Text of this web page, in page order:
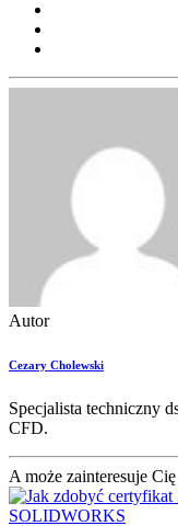
Autor
Cezary Cholewski
Specjalista techniczny
CFD.
A może zainteresuje Cię
SOLIDWORKS